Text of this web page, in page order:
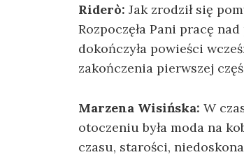
Riderò: Jak zrodził się
Rozpoczęła Pani pracę
dokończyła powieści
zakończenia pierwszej
Marzena Wisińska: W
otoczeniu była moda na
czasu, starości,